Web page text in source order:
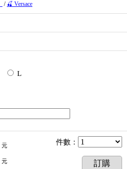
/ 🍒 Versace
L
元
元
件數 ：
訂購